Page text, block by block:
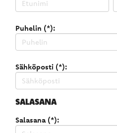
Puhelin (*):
Sähköposti (*):
SALASANA
Salasana (*):